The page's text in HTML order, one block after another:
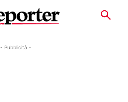
- Pubblicità -